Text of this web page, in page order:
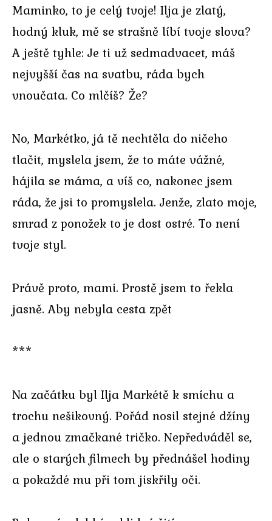
Maminko, to je celý tvoje! Ilja je zlatý,
hodný kluk, mě se strašně líbí tvoje slova?
A ještě tyhle: Je ti už sedmadvacet, máš
nejvyšší čas na svatbu, ráda bych
vnoučata. Co mlčíš? Že?
No, Markétko, já tě nechtěla do ničeho
tlačit, myslela jsem, že to máte vážné,
hájila se máma, a víš co, nakonec jsem
ráda, že jsi to promyslela. Jenže, zlato moje,
smrad z ponožek to je dost ostré. To není
tvoje styl.
Právě proto, mami. Prostě jsem to řekla
jasně. Aby nebyla cesta zpět
***
Na začátku byl Ilja Markétě k smíchu a
trochu nešikovný. Pořád nosil stejné džíny
a jednou zmačkané tričko. Nepředváděl se,
ale o starých filmech by přednášel hodiny
a pokaždé mu při tom jiskřily oči.